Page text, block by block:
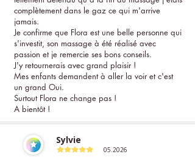
complètement dans le gaz ce qui m'arrive
jamais.
Je confirme que Flora est une belle personne qui
s'investit, son massage à été réalisé avec
passion et je remercie ses bons conseils.
J'y retournerais avec grand plaisir !
Mes enfants demandent à aller la voir et c'est
un grand Oui.
Surtout Flora ne change pas !
A bientôt !
Sylvie
05.2026